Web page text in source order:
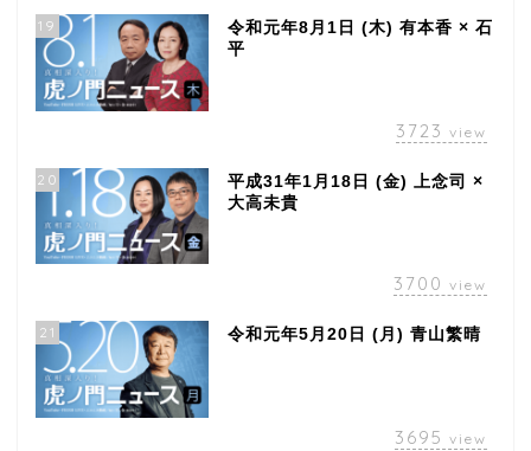
19
令和元年8月1日 (木) 有本香 × 石
平
3723 view
20
平成31年1月18日 (金) 上念司 ×
大高未貴
3700 view
21 令和元年5月20日 (月) 青山繁晴
3695 view